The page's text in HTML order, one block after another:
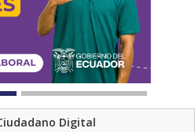
Digital